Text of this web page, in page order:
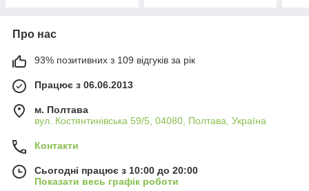
Про нас
93% позитивних з 109 відгуків за рік
Працює з 06.06.2013
м. Полтава
вул. Костянтинівська 59/5, 04080, Полтава, Україна
Контакти
Сьогодні працює з 10:00 до 20:00
Показати весь графік роботи